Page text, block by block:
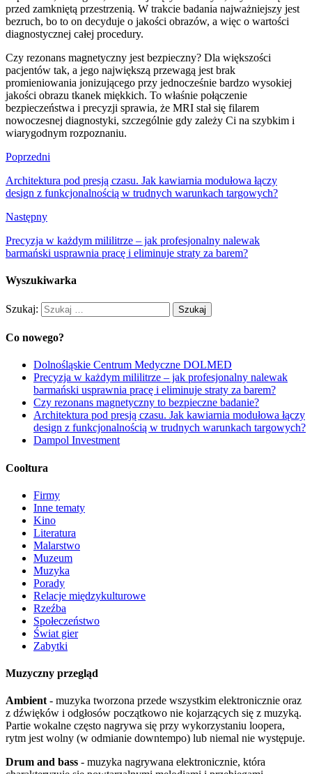
przed zamkniętą przestrzenią. W trakcie badania najważniejszy jest
bezruch, bo to on decyduje o jakości obrazów, a więc o wartości
diagnostycznej całej procedury.
Czy rezonans magnetyczny jest bezpieczny? Dla większości
pacjentów tak, a jego największą przewagą jest brak
promieniowania jonizującego przy jednocześnie bardzo wysokiej
jakości obrazu tkanek miękkich. To właśnie połączenie
bezpieczeństwa i precyzji sprawia, że MRI stał się filarem
nowoczesnej diagnostyki, szczególnie gdy zależy Ci na szybkim i
wiarygodnym rozpoznaniu.
Poprzedni
Architektura pod presją czasu. Jak kawiarnia modułowa łączy
design z funkcjonalnością w trudnych warunkach targowych?
Następny
Precyzja w każdym mililitrze – jak profesjonalny nalewak
barmański usprawnia pracę i eliminuje straty za barem?
Wyszukiwarka
Szukaj:
Co nowego?
Dolnośląskie Centrum Medyczne DOLMED
Precyzja w każdym mililitrze – jak profesjonalny nalewak
barmański usprawnia pracę i eliminuje straty za barem?
Czy rezonans magnetyczny to bezpieczne badanie?
Architektura pod presją czasu. Jak kawiarnia modułowa łączy
design z funkcjonalnością w trudnych warunkach targowych?
Dampol Investment
Cooltura
Firmy
Inne tematy
Kino
Literatura
Malarstwo
Muzeum
Muzyka
Porady
Relacje międzykulturowe
Rzeźba
Społeczeństwo
Świat gier
Zabytki
Muzyczny przegląd
Ambient - muzyka tworzona przede wszystkim elektronicznie oraz
z dźwięków i odgłosów początkowo nie kojarzących się z muzyką.
Partie wokalne często nagrywa się przy wykorzystaniu loopera,
rytm jest wolny (w odmianie downtempo) lub niemal nie występuje.
Drum and bass - muzyka nagrywana elektronicznie, która